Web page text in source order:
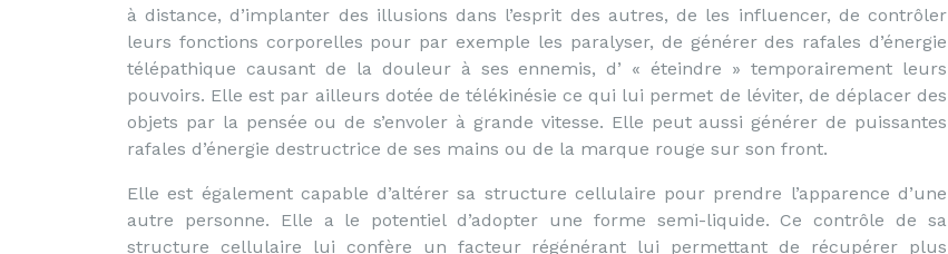
à distance, d’implanter des illusions dans l’esprit des autres, de les influencer, de contrôler
leurs fonctions corporelles pour par exemple les paralyser, de générer des rafales d’énergie
télépathique causant de la douleur à ses ennemis, d’ « éteindre » temporairement leurs
pouvoirs. Elle est par ailleurs dotée de télékinésie ce qui lui permet de léviter, de déplacer des
objets par la pensée ou de s’envoler à grande vitesse. Elle peut aussi générer de puissantes
rafales d’énergie destructrice de ses mains ou de la marque rouge sur son front.
Elle est également capable d’altérer sa structure cellulaire pour prendre l’apparence d’une
autre personne. Elle a le potentiel d’adopter une forme semi-liquide. Ce contrôle de sa
structure cellulaire lui confère un facteur régénérant lui permettant de récupérer plus